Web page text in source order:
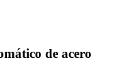
de acero